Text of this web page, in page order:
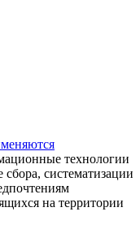
технологии
систематизации
на территории